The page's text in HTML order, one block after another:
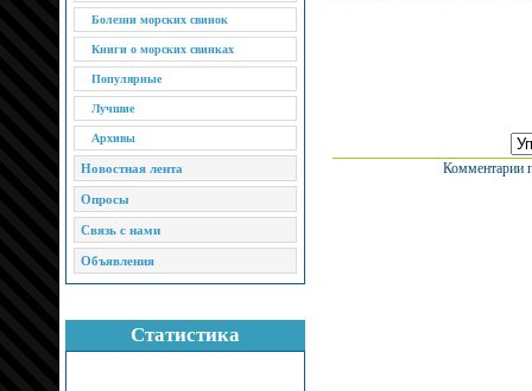
Болезни морских свинок
Книги о морских свинках
Популярные
Лучшие
Архивы
Новостная лента
Опросы
Связь с нами
Объявления
Статистика
Комментарии